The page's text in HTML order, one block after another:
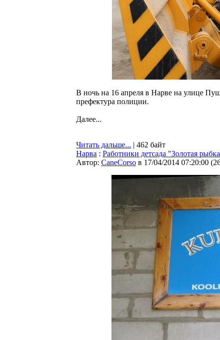
В ночь на 16 апреля в Нарве на улице
префектура полиции.
Далее...
Читать дальше... | 462 байт
Нарва : Работники детсада "Золотая
Автор: CaneCorso в 17/04/2014 07:20:00 (